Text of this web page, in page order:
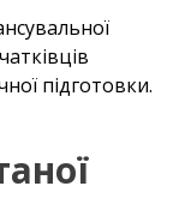
підготовки.